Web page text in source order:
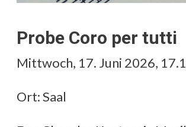
Probe Coro per tutti
Mittwoch, 17. Juni 2026,
Ort: Saal